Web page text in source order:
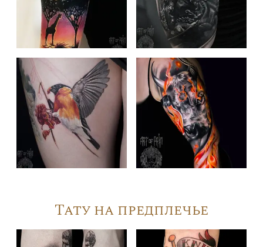
Тату на предплечье